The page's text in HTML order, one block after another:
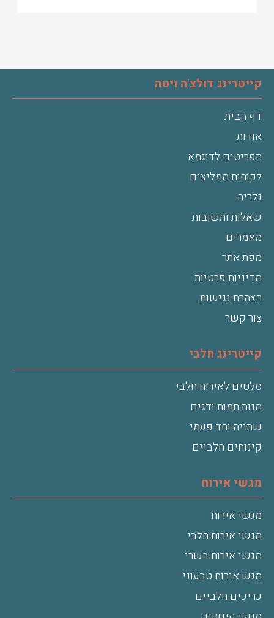
קייטרינג דולצ'ה ויטה
דף הבית
אודות
תפריטים לדוגמא
לקוחות ממליצים
גלריה
שאלות ותשובות
מאמרים
מפת אתר
מדיניות פרטיות
הצהרת נגישות
צור קשר
קייטרינג חלבי
סלטים לאירוח חלבי
מנות חמות ודגים
שתייה וחד פעמי
קינוחים חלביים
מגשי אירוח
מגשי אירוח
מגשי אירוח חלבי
מגשי אירוח בשרי
מגש אירוח טבעוני
כריכים חלביים